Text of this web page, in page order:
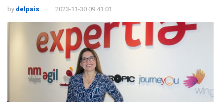
by delpais 2023-11-30 09:41:01